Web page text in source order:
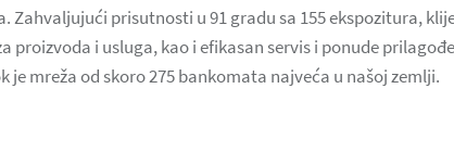
Zahvaljujući prisutnosti u 91 gradu sa 155 ekspozitura,
proizvoda i usluga, kao i efikasan servis i ponude
mreža od skoro 275 bankomata najveća u našoj zemlji.